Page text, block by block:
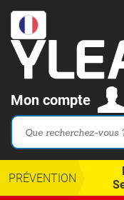
Mon compte
PRÉVENTION